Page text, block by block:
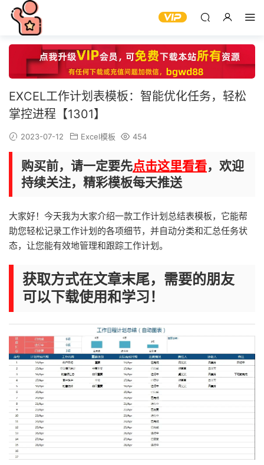
EXCEL工作计划表模板：智能优化任务，轻松
掌控进程【1301】
2023-07-12 Excel模板 454
购买前，请一定要先点击这里看看，欢迎
持续关注，精彩模板每天推送
大家好！今天我为大家介绍一款工作计划总结表模板，它能帮
助您轻松记录工作计划的各项细节，并自动分类和汇总任务状
态，让您能有效地管理和跟踪工作计划。
获取方式在文章末尾，需要的朋友
可以下载使用和学习！